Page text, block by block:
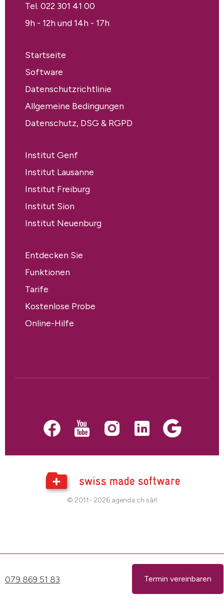
Termin vereinbaren
079 869 51 83
Tel. 022 301 41 00
9h - 12h und 14h - 17h
Startseite
Software
Datenschutzrichtlinie
Allgemeine Bedingungen
Datenschutz, DSG & RGPD
Institut Genf
Institut Lausanne
Institut Freiburg
Institut Sion
Institut Neuenburg
Entdecken Sie
Funktionen
Tarife
Kostenlose Probe
Online-Hilfe
© 2011- 2026 agenda.ch sàrl